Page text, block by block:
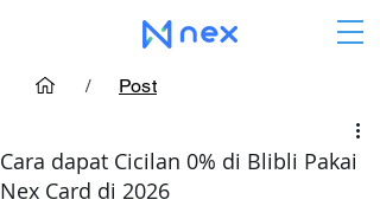
/ Post
Cara dapat Cicilan 0% di Blibli Pakai
Nex Card di 2026